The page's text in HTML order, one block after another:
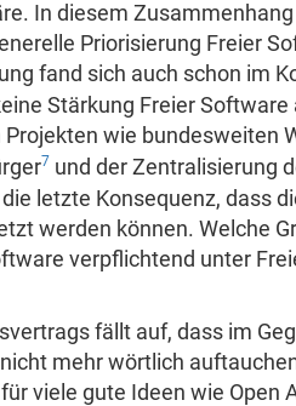
In diesem
Priorisierung Freier
fand sich auch schon im
Stärkung Freier
wie bundesweiten
7 und der Zentralisierung
letzte Konsequenz, dass
werden können. Welche
verpflichtend unter
fällt auf, dass im
mehr wörtlich
viele gute Ideen wie Open